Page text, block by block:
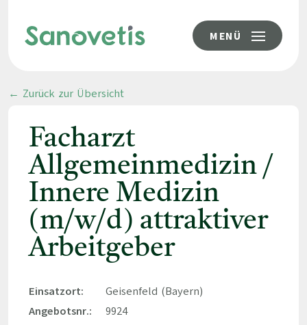
MENÜ
← Zurück zur Übersicht
Facharzt
Allgemeinmedizin /
Innere Medizin
(m/w/d) attraktiver
Arbeitgeber
Einsatzort:
Geisenfeld (Bayern)
Angebotsnr.:
9924